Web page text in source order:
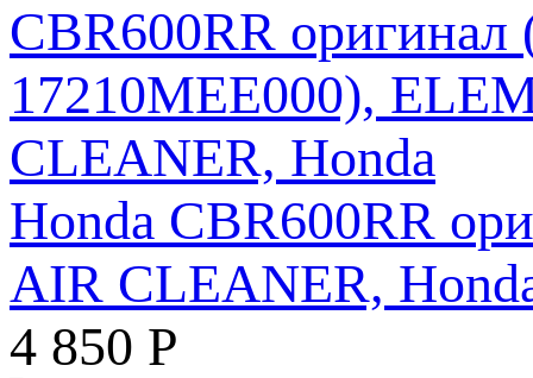
Honda CBR600RR
AIR CLEANER,
4 850 Р